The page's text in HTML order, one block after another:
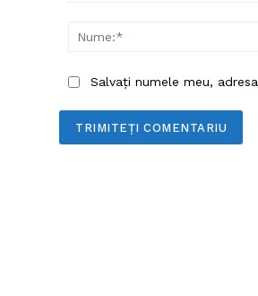
Salvați numele meu,